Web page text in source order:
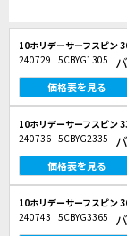
10ホリデーサーフスピン
240729 5CBYG1305
価格表を見る
10ホリデーサーフスピン
240736 5CBYG2335
価格表を見る
10ホリデーサーフスピン
240743 5CBYG3365